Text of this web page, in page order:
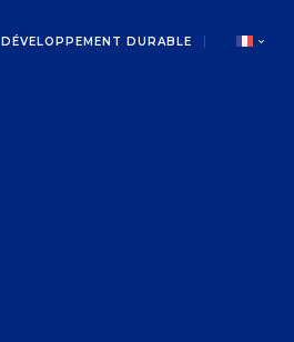
DÉVELOPPEMENT DURABLE